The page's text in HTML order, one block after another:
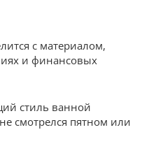
с материалом,
и финансовых
стиль ванной
смотрелся пятном или